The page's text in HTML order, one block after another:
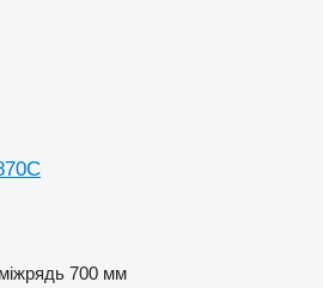
700 мм